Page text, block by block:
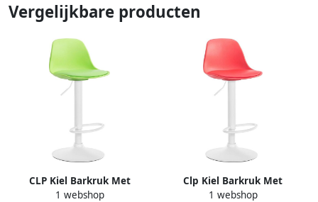
Vergelijkbare producten
CLP Kiel Barkruk Met
rugleuning Verstelbaar
1 webshop
Clp Kiel Barkruk Met
rugleuning Verstelbaar
1 webshop